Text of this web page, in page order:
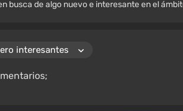
busca de algo nuevo e interesante en el